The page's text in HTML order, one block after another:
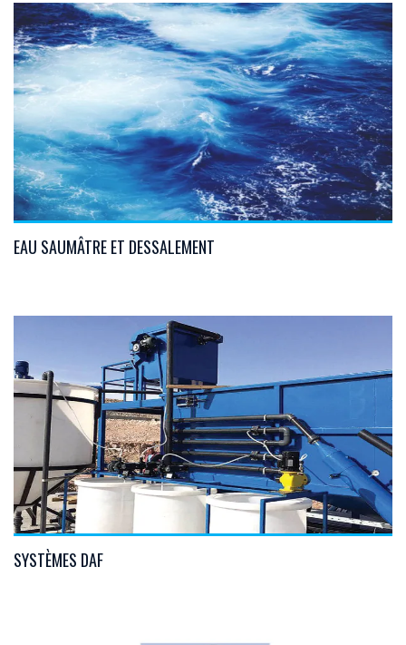
VIEW DETAILS
EAU SAUMÂTRE ET DESSALEMENT
VIEW DETAILS
SYSTÈMES DAF